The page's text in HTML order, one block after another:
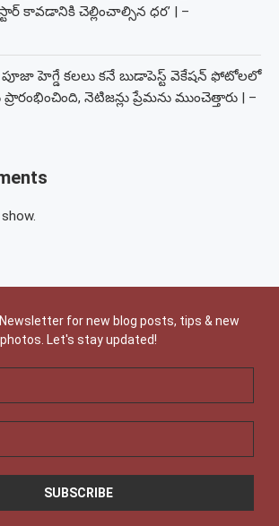
‘స్టార్ కావడానికి చెల్లించాల్సిన ధర’ | –
పూజా హెగ్డే కలలు కనే బుడాపెస్ట్ వెకేషన్ ఫోటోలలో
నెటిజన్లు ప్రేమను ముంచెత్తారు | –
for new blog posts, tips & new
photos. Let's stay updated!